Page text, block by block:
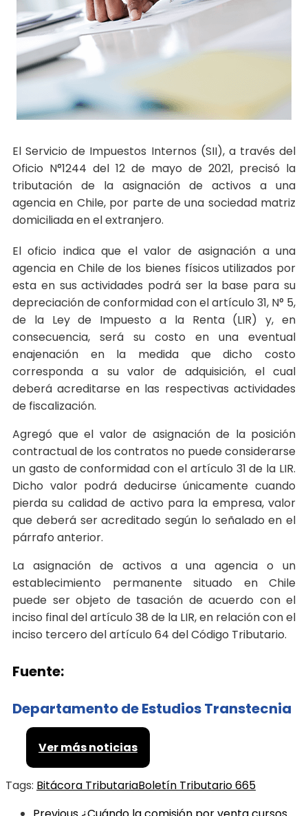
El Servicio de Impuestos Internos (SII), a través del
Oficio N°1244 del 12 de mayo de 2021, precisó la
tributación de la asignación de activos a una
agencia en Chile, por parte de una sociedad matriz
domiciliada en el extranjero.
El oficio indica que el valor de asignación a una
agencia en Chile de los bienes físicos utilizados por
esta en sus actividades podrá ser la base para su
depreciación de conformidad con el artículo 31, N° 5,
de la Ley de Impuesto a la Renta (LIR) y, en
consecuencia, será su costo en una eventual
enajenación en la medida que dicho costo
corresponda a su valor de adquisición, el cual
deberá acreditarse en las respectivas actividades
de fiscalización.
Agregó que el valor de asignación de la posición
contractual de los contratos no puede considerarse
un gasto de conformidad con el artículo 31 de la LIR.
Dicho valor podrá deducirse únicamente cuando
pierda su calidad de activo para la empresa, valor
que deberá ser acreditado según lo señalado en el
párrafo anterior.
La asignación de activos a una agencia o un
establecimiento permanente situado en Chile
puede ser objeto de tasación de acuerdo con el
inciso final del artículo 38 de la LIR, en relación con el
inciso tercero del artículo 64 del Código Tributario.
Fuente:
Departamento de Estudios Transtecnia
Ver más noticias
Tags: Bitácora TributariaBoletín Tributario 665